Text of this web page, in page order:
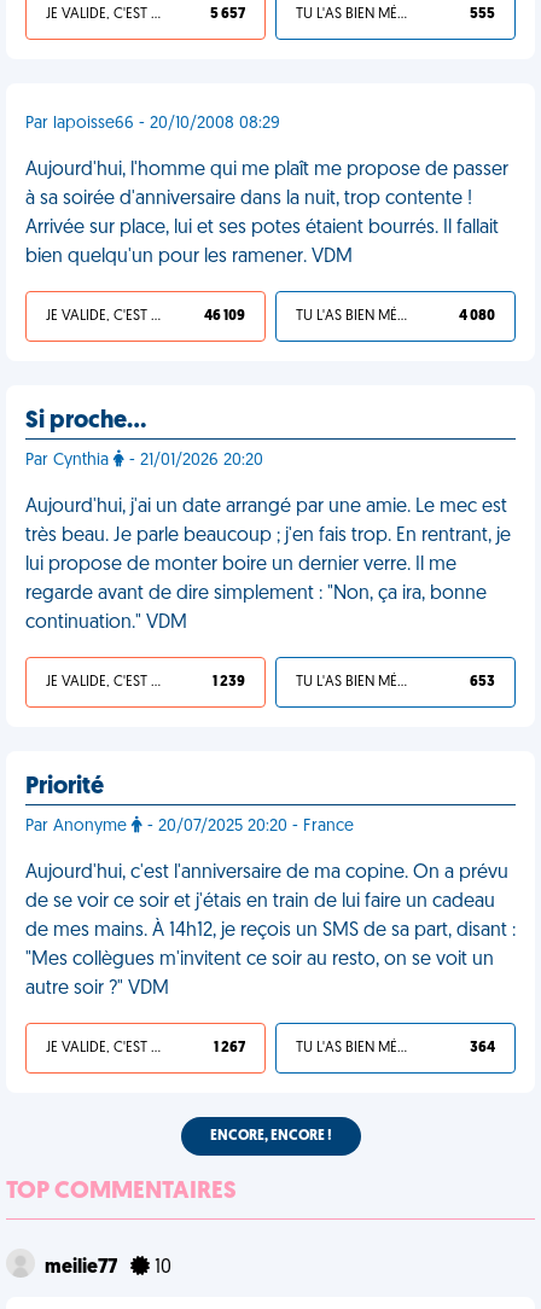
JE VALIDE, C'EST UNE VDM 5 657 TU L'AS BIEN MÉRITÉ 555
Par lapoisse66 - 20/10/2008 08:29
Aujourd'hui, l'homme qui me plaît me propose de passer
à sa soirée d'anniversaire dans la nuit, trop contente !
Arrivée sur place, lui et ses potes étaient bourrés. Il fallait
bien quelqu'un pour les ramener. VDM
JE VALIDE, C'EST UNE VDM 46 109 TU L'AS BIEN MÉRITÉ 4 080
Si proche…
Par Cynthia - 21/01/2026 20:20
Aujourd'hui, j'ai un date arrangé par une amie. Le mec est
très beau. Je parle beaucoup ; j'en fais trop. En rentrant, je
lui propose de monter boire un dernier verre. Il me
regarde avant de dire simplement : "Non, ça ira, bonne
continuation." VDM
JE VALIDE, C'EST UNE VDM 1 239 TU L'AS BIEN MÉRITÉ 653
Priorité
Par Anonyme - 20/07/2025 20:20 - France
Aujourd'hui, c'est l'anniversaire de ma copine. On a prévu
de se voir ce soir et j'étais en train de lui faire un cadeau
de mes mains. À 14h12, je reçois un SMS de sa part, disant :
"Mes collègues m'invitent ce soir au resto, on se voit un
autre soir ?" VDM
JE VALIDE, C'EST UNE VDM 1 267 TU L'AS BIEN MÉRITÉ 364
ENCORE, ENCORE !
TOP COMMENTAIRES
meilie77 10